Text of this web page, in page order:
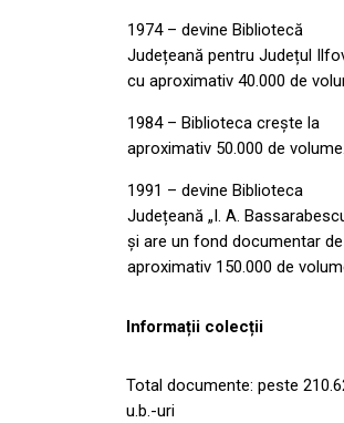
1974 – devine Bibliotecă
Județeană pentru Județul
cu aproximativ 40.000 de
1984 – Biblioteca crește la
aproximativ 50.000 de volume.
1991 – devine Biblioteca
Județeană „I. A.
și are un fond documentar de
aproximativ 150.000 de
Informații colecții
Total documente: peste
u.b.-uri